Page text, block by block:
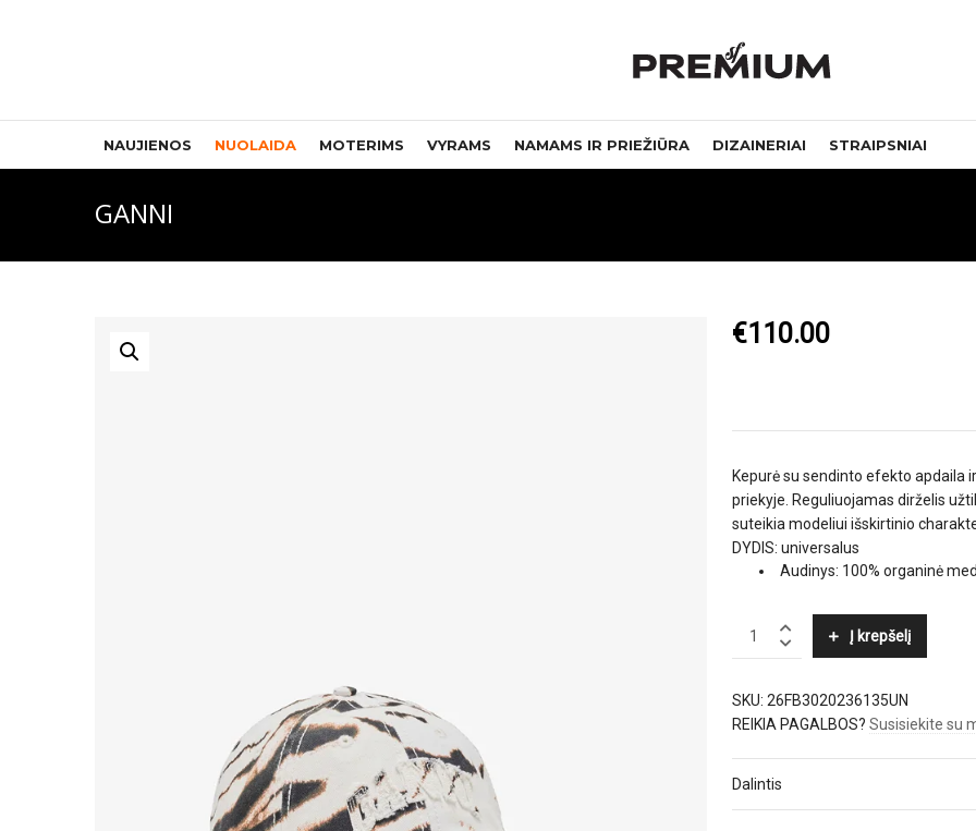
NAUJIENOS NUOLAIDA MOTERIMS VYRAMS NAMAMS IR PRIEŽIŪRA DIZAINERIAI STRAIPSNIAI
GANNI
€110.00
Kepurė su sendinto efekto apdaila
priekyje. Reguliuojamas dirželis
suteikia modeliui išskirtinio
DYDIS: universalus
Audinys: 100% organinė
quantity
Į krepšelį
SKU: 26FB3020236135UN
REIKIA PAGALBOS? Susisiekite su
Dalintis